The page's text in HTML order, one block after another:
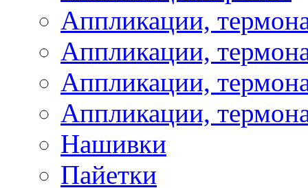
Аппликации,
Аппликации,
Аппликации,
Аппликации,
Нашивки
Пайетки